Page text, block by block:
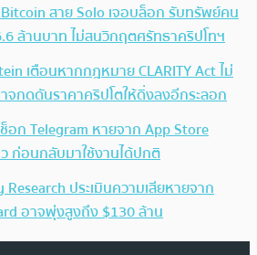
สาย Solo เจอบล็อก รับทรัพย์คน
ล้านบาท ไม่สนวิกฤตศรัทธาคริปโทฯ
เตือนหากกฎหมาย CLARITY Act ไม่
จกดดันราคาคริปโตให้ดิ่งลงอีกระลอก
อก Telegram หายจาก App Store
ก่อนกลับมาใช้งานได้ปกติ
Research ประเมินความเสียหายจาก
อาจพุ่งสูงถึง $130 ล้าน